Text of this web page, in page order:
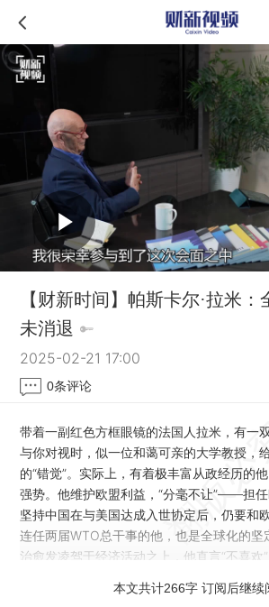
【财新时间】帕斯卡尔·拉米：
未消退
2025-02-21 17:00
0条评论
带着一副红色方框眼镜的法国人拉米，有一
与你对视时，似一位和蔼可亲的大学教授，
的“错觉”。实际上，有着极丰富从政经历的
强势。他维护欧盟利益，“分毫不让”——担任
坚持中国在与美国达成入世协定后，仍要和
连任两届WTO总干事的他，也是全球化的坚
治愈发凌驾于经济活动之上，他直言“不喜欢
本文共计266字 订阅后继续